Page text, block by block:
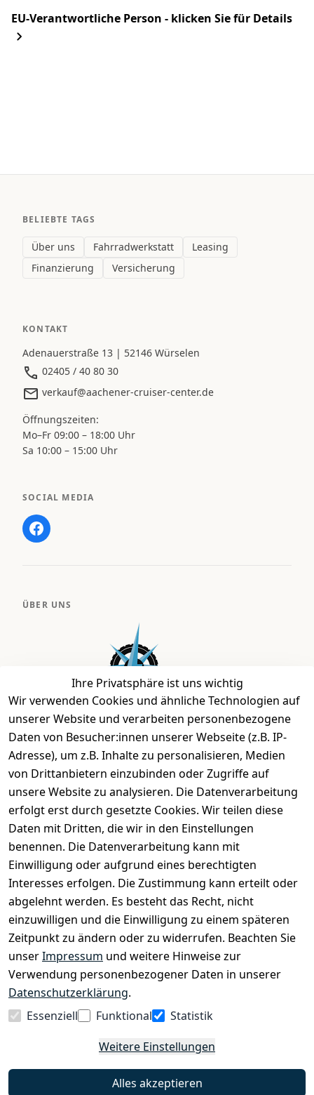
EU-Verantwortliche Person - klicken Sie für Details
Ihre Privatsphäre ist uns wichtig
Wir verwenden Cookies und ähnliche Technologien auf
unserer Website und verarbeiten personenbezogene
Daten von Besucher:innen unserer Webseite (z.B. IP-
Adresse), um z.B. Inhalte zu personalisieren, Medien
von Drittanbietern einzubinden oder Zugriffe auf
unsere Website zu analysieren. Die Datenverarbeitung
erfolgt erst durch gesetzte Cookies. Wir teilen diese
Daten mit Dritten, die wir in den Einstellungen
benennen. Die Datenverarbeitung kann mit
Einwilligung oder aufgrund eines berechtigten
Interesses erfolgen. Die Zustimmung kann erteilt oder
abgelehnt werden. Es besteht das Recht, nicht
einzuwilligen und die Einwilligung zu einem späteren
Zeitpunkt zu ändern oder zu widerrufen. Beachten Sie
unserImpressum und weitere Hinweise zur
Verwendung personenbezogener Daten in unserer
Datenschutzerklärung.
Essenziell
Funktional
Statistik
Weitere Einstellungen
Alles akzeptieren
BELIEBTE TAGS
Über uns Fahrradwerkstatt
Leasing
Finanzierung
Versicherung
KONTAKT
Adenauerstraße 13 | 52146 Würselen
02405 / 40 80 30
verkauf@aachener-cruiser-center.de
Öffnungszeiten:
Mo–Fr 09:00 – 18:00 Uhr
Sa 10:00 – 15:00 Uhr
SOCIAL MEDIA
ÜBER UNS
Bei uns findest Du das richtige Fahrgefühl. Auf über
2.400 m² bieten wir Dir die beste Beratung zu
Kinderfahrrädern über E-MTBs bis hin zu
Lastenfahrrädern und Elektrorollern.
EINKAUFEN
› Fahrrad Aachen
› Zahlungs- und Versandbedingungen
INFORMATIONEN
› Batteriehinweis
› Widerrufsrecht
Impressum